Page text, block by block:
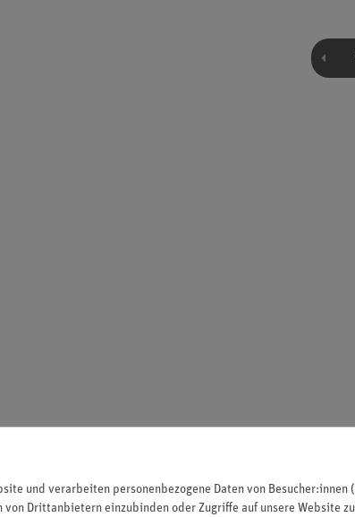
und verarbeiten personenbezogene Daten von Besucher:innen
Drittanbietern einzubinden oder Zugriffe auf unsere Website zu